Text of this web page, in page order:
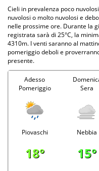
Cieli in prevalenza poco
nuvolosi o molto nuvolosi e
nelle prossime ore. Durante la
registrata sarà di 25°C, la
4310m. I venti saranno al
pomeriggio deboli e
presente.
Adesso
Pomeriggio
Sera
Piovaschi Nebbia
18° 15°